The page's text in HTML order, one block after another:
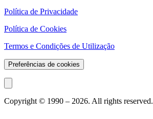
Política de Privacidade
Política de Cookies
Termos e Condições de Utilização
Preferências de cookies
Copyright © 1990 – 2026. All rights reserved.